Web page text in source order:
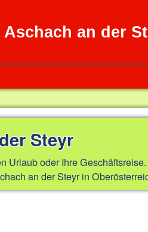
Aschach an der
Steyr
Urlaub oder Ihre Geschäftsreise.
an der Steyr in